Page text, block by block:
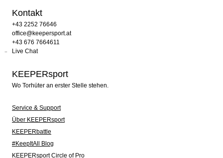
Kontakt
+43 2252 76646
office@keepersport.at
+43 676 7664611
Live Chat
KEEPERsport
Wo Torhüter an erster Stelle stehen.
Service & Support
Über KEEPERsport
KEEPERbattle
#KeepItAll Blog
KEEPERsport Circle of Pro